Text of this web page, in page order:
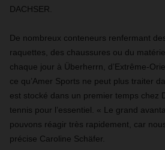
DACHSER.
De nombreux conteneurs renfermant
raquettes, des chaussures ou du
chaque jour à Überherrn, d’Extrême-
ce qu’Amer Sports ne peut plus traiter
est stocké dans un premier temps chez
tennis pour l’essentiel. « Le grand
pouvons réagir très rapidement, car
précise Caroline Schäfer.